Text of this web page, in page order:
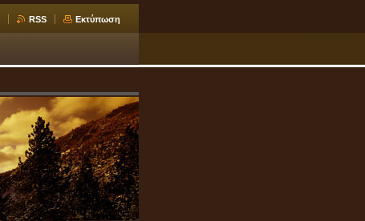
RSS Εκτύπωση